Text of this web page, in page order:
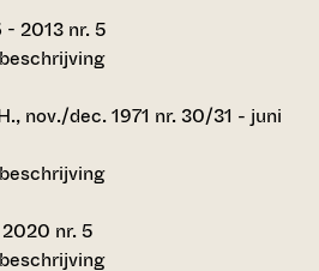
2013 nr. 5
nov./dec. 1971 nr. 30/31 - juni
nr. 5